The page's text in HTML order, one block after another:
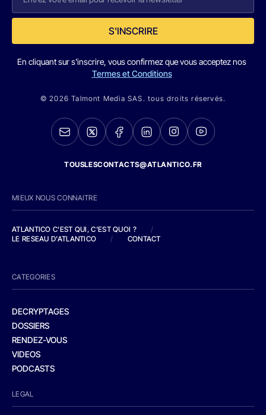
S'INSCRIRE
En cliquant sur s'inscrire, vous confirmez que vous acceptez nos
Termes et Conditions
© 2026 Talmont Media SAS. tous droits réservés.
TOUSLESCONTACTS@ATLANTICO.FR
MIEUX NOUS CONNAITRE
ATLANTICO C'EST QUI, C'EST QUOI ?
/
LE RESEAU D'ATLANTICO
/ CONTACT
CATEGORIES
DECRYPTAGES
DOSSIERS
RENDEZ-VOUS
VIDEOS
PODCASTS
LEGAL